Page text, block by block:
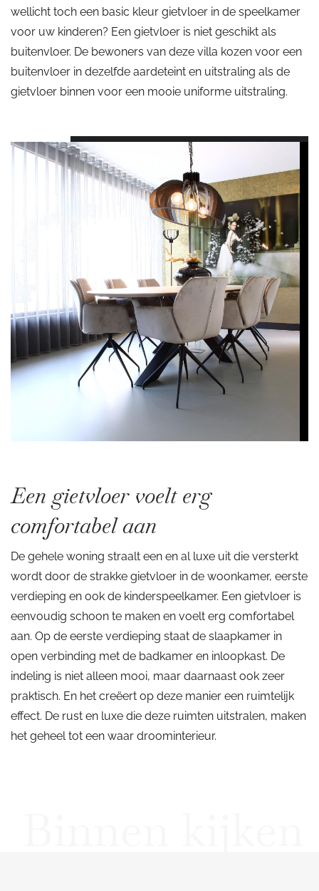
wellicht toch een basic kleur gietvloer in de speelkamer
voor uw kinderen? Een gietvloer is niet geschikt als
buitenvloer. De bewoners van deze villa kozen voor een
buitenvloer in dezelfde aardeteint en uitstraling als de
gietvloer binnen voor een mooie uniforme uitstraling.
Een gietvloer voelt erg
comfortabel aan
De gehele woning straalt een en al luxe uit die versterkt
wordt door de strakke gietvloer in de woonkamer, eerste
verdieping en ook de kinderspeelkamer. Een gietvloer is
eenvoudig schoon te maken en voelt erg comfortabel
aan. Op de eerste verdieping staat de slaapkamer in
open verbinding met de badkamer en inloopkast. De
indeling is niet alleen mooi, maar daarnaast ook zeer
praktisch. En het creëert op deze manier een ruimtelijk
effect. De rust en luxe die deze ruimten uitstralen, maken
het geheel tot een waar droominterieur.